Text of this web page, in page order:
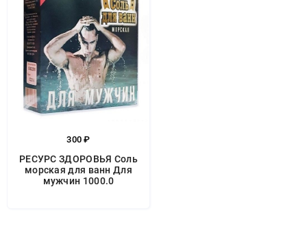
300 ₽
РЕСУРС ЗДОРОВЬЯ Соль
морская для ванн Для
мужчин 1000.0